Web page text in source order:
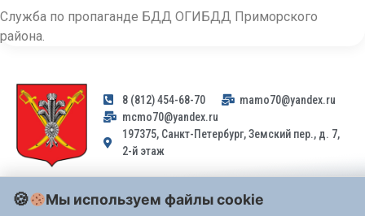
Служба по пропаганде БДД ОГИБДД Приморского
района.
8 (812) 454-68-70
mamo70@yandex.ru
mcmo70@yandex.ru
197375, Санкт-Петербург, Земский пер., д. 7,
2-й этаж
Заявления и обращения граждан и организаций, поступившие на
адрес email, не могут быть рассмотрены на основании
Мы используем файлы cookie